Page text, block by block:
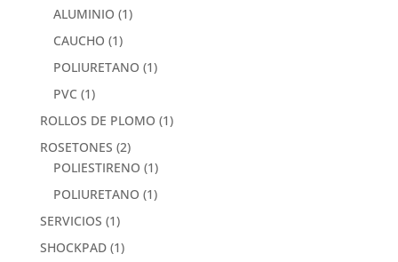
ALUMINIO (1)
CAUCHO (1)
POLIURETANO (1)
PVC (1)
ROLLOS DE PLOMO (1)
ROSETONES (2)
POLIESTIRENO (1)
POLIURETANO (1)
SERVICIOS (1)
SHOCKPAD (1)